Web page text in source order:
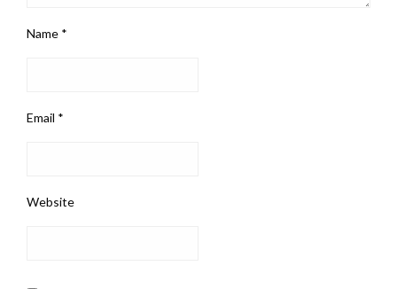
Name *
Email *
Website